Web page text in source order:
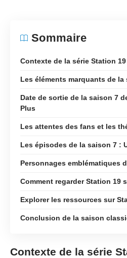
Sommaire
Contexte de la série Station 19
Les éléments marquants de la
Date de sortie de la saison 7
Plus
Les attentes des fans et les
Les épisodes de la saison 7 :
Personnages emblématiques
Comment regarder Station 19
Explorer les ressources sur
Conclusion de la saison
Contexte de la série